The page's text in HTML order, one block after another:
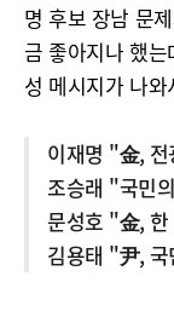
명 후보 장남 문
금 좋아지나 했
성 메시지가 나
이재명 "金, 전
조승래 "국민
문성호 "金,
김용태 "尹,